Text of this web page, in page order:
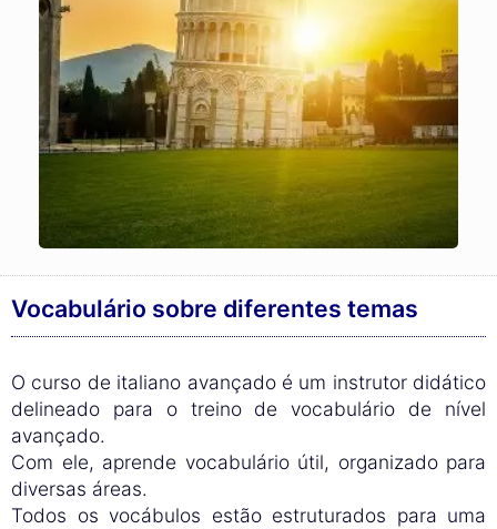
Vocabulário sobre diferentes temas
O curso de italiano avançado é um instrutor didático
delineado para o treino de vocabulário de nível
avançado.
Com ele, aprende vocabulário útil, organizado para
diversas áreas.
Todos os vocábulos estão estruturados para uma